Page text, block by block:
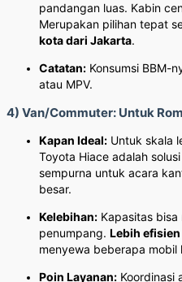
pandangan luas. Kabin
Merupakan pilihan tepat
kota dari Jakarta.
Catatan: Konsumsi BBM-
atau MPV.
4) Van/Commuter: Untuk
Kapan Ideal: Untuk skala
Toyota Hiace adalah solusi
sempurna untuk acara
besar.
Kelebihan: Kapasitas
penumpang. Lebih efisien
menyewa beberapa mobil
Poin Layanan: Koordinasi